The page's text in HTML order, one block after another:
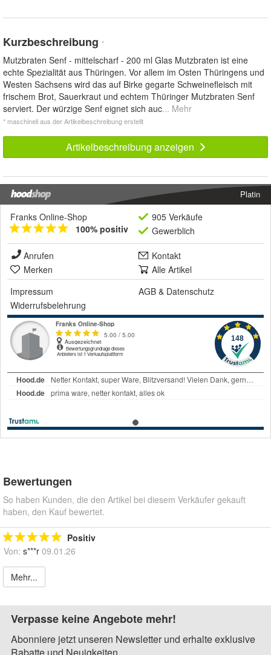
Kurzbeschreibung *
Mutzbraten Senf - mittelscharf - 200 ml Glas Mutzbraten ist eine
echte Spezialität aus Thüringen. Vor allem im Osten Thüringens und
Westen Sachsens wird das auf Birke gegarte Schweinefleisch mit
frischem Brot, Sauerkraut und echtem Thüringer Mutzbraten Senf
serviert. Der würzige Senf eignet sich auc... Mehr
* maschinell aus der Artikelbeschreibung erstellt
Artikelbeschreibung anzeigen
Platin
Franks Online-Shop
100% positiv
905 Verkäufe
Gewerblich
Anrufen
Kontakt
Merken
Alle Artikel
Impressum
AGB & Datenschutz
Widerrufsbelehrung
Bewertungen
So haben Kunden, die den Artikel bei diesem Verkäufer gekauft
haben, den Kauf bewertet.
Positiv
Von: s***r 09.01.26
Mehr...
Verpasse keine Angebote mehr!
Abonniere jetzt unseren Newsletter und erhalte exklusive
Rabatte und Neuigkeiten.